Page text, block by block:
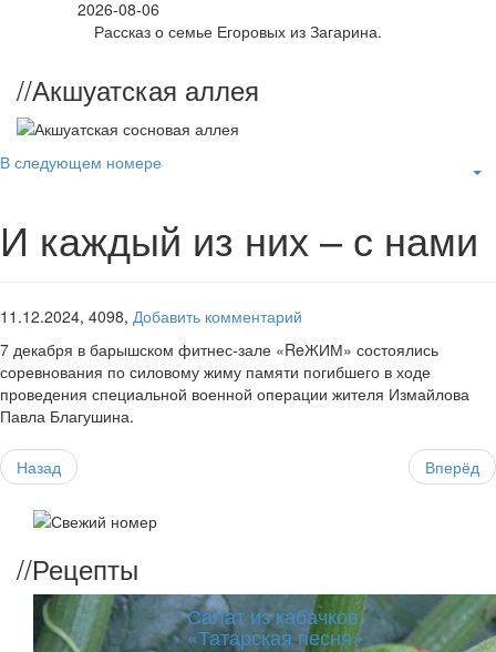
2026-08-06
Рассказ о семье Егоровых из Загарина.
//Акшуатская аллея
В следующем номере
И каждый из них – с нами
11.12.2024, 4098, Добавить комментарий
7 декабря в барышском фитнес-зале «ReЖИМ» состоялись
соревнования по силовому жиму памяти погибшего в ходе
проведения специальной военной операции жителя Измайлова
Павла Благушина.
Назад Вперёд
//Рецепты
Салат из кабачков
«Татарская песня»